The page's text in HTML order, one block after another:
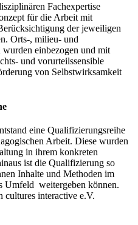
Fachexpertise
für die Arbeit mit
der jeweiligen
Orts-, milieu- und
wurden einbezogen und mit
und vorurteilssensible
von Selbstwirksamkeit
eine Qualifizierungsreihe
Arbeit. Diese wurden
in ihrem konkreten
ist die Qualifizierung so
Inhalte und Methoden im
Umfeld weitergeben können.
cultures interactive e.V.